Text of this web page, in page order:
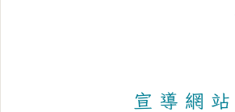
宣 導 網 站